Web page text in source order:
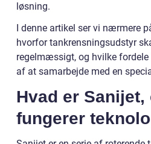
løsning.
I denne artikel ser vi nærmere
hvorfor tankrensningsudstyr
regelmæssigt, og hvilke
af at samarbejde med en
Hvad er
fungerer